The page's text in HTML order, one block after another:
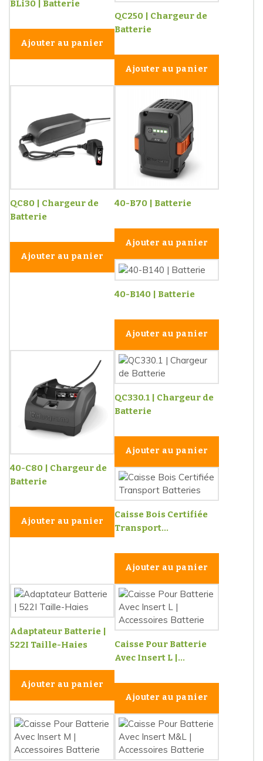
BLi30 | Batterie
Ajouter au panier
QC250 | Chargeur de
Batterie
Ajouter au panier
QC80 | Chargeur de
Batterie
Ajouter au panier
40-B70 | Batterie
Ajouter au panier
40-B140 | Batterie
Ajouter au panier
40-C80 | Chargeur de
Batterie
Ajouter au panier
QC330.1 | Chargeur de
Batterie
Ajouter au panier
Caisse Bois Certifiée
Transport...
Ajouter au panier
Adaptateur Batterie |
522I Taille-Haies
Ajouter au panier
Caisse Pour Batterie
Avec Insert L |...
Ajouter au panier